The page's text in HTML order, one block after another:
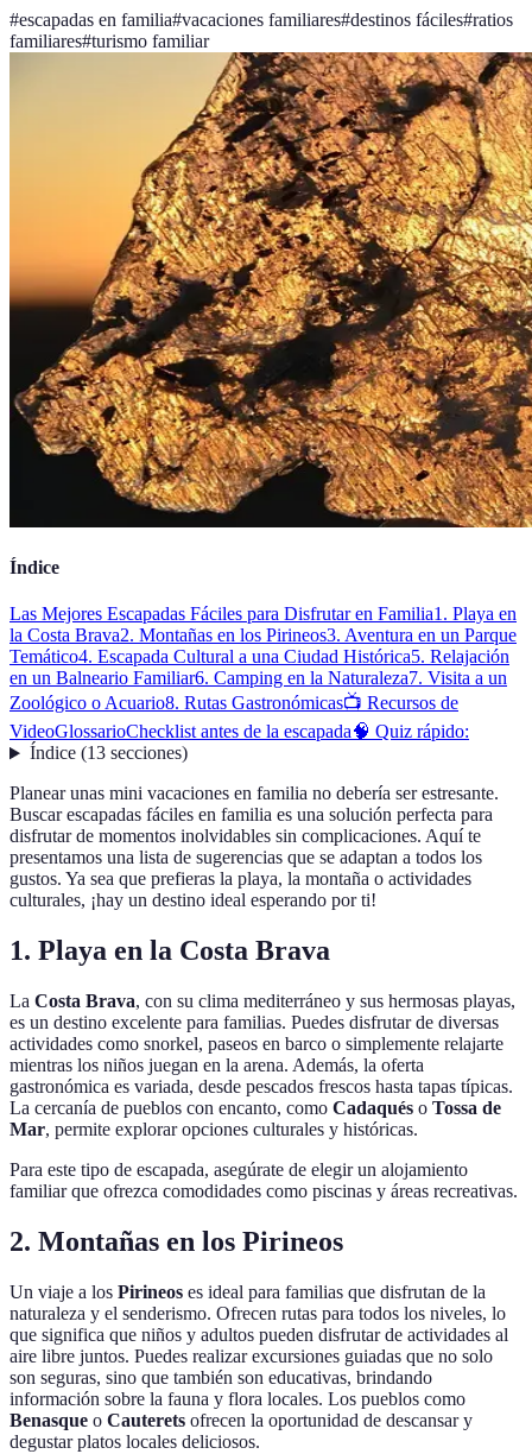
#escapadas en familia#vacaciones familiares#destinos fáciles#ratios
familiares#turismo familiar
Índice
Las Mejores Escapadas Fáciles para Disfrutar en Familia1. Playa en
la Costa Brava2. Montañas en los Pirineos3. Aventura en un Parque
Temático4. Escapada Cultural a una Ciudad Histórica5. Relajación
en un Balneario Familiar6. Camping en la Naturaleza7. Visita a un
Zoológico o Acuario8. Rutas Gastronómicas📺 Recursos de
VideoGlossarioChecklist antes de la escapada🧠 Quiz rápido:
Índice(13 secciones)
Planear unas mini vacaciones en familia no debería ser estresante.
Buscar escapadas fáciles en familia es una solución perfecta para
disfrutar de momentos inolvidables sin complicaciones. Aquí te
presentamos una lista de sugerencias que se adaptan a todos los
gustos. Ya sea que prefieras la playa, la montaña o actividades
culturales, ¡hay un destino ideal esperando por ti!
1. Playa en la Costa Brava
La Costa Brava, con su clima mediterráneo y sus hermosas playas,
es un destino excelente para familias. Puedes disfrutar de diversas
actividades como snorkel, paseos en barco o simplemente relajarte
mientras los niños juegan en la arena. Además, la oferta
gastronómica es variada, desde pescados frescos hasta tapas típicas.
La cercanía de pueblos con encanto, como Cadaqués o Tossa de
Mar, permite explorar opciones culturales y históricas.
Para este tipo de escapada, asegúrate de elegir un alojamiento
familiar que ofrezca comodidades como piscinas y áreas recreativas.
2. Montañas en los Pirineos
Un viaje a los Pirineos es ideal para familias que disfrutan de la
naturaleza y el senderismo. Ofrecen rutas para todos los niveles, lo
que significa que niños y adultos pueden disfrutar de actividades al
aire libre juntos. Puedes realizar excursiones guiadas que no solo
son seguras, sino que también son educativas, brindando
información sobre la fauna y flora locales. Los pueblos como
Benasque o Cauterets ofrecen la oportunidad de descansar y
degustar platos locales deliciosos.